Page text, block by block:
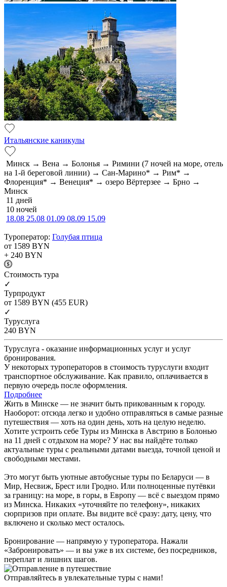
Итальянские каникулы
Минск → Вена → Болонья → Римини (7 ночей на море, отель
на 1-й береговой линии) → Сан-Марино* → Рим* →
Флоренция* → Венеция* → озеро Вёртерзее → Брно →
Минск
11 дней
10 ночей
18.08 25.08 01.09 08.09 15.09
Туроператор: Голубая птица
от 1589 BYN
+ 240 BYN
Cтоимость тура
✓
Турпродукт
от 1589 BYN (455 EUR)
✓
Туруслуга
240 BYN
Туруслуга - оказание информационных услуг и услуг
бронирования.
У некоторых туроператоров в стоимость туруслуги входит
транспортное обслуживание. Как правило, оплачивается в
первую очередь после оформления.
Подробнее
Жить в Минске — не значит быть прикованным к городу.
Наоборот: отсюда легко и удобно отправляться в самые разные
путешествия — хоть на один день, хоть на целую неделю.
Хотите устроить себе Туры из Минска в Австрию в Болонью
на 11 дней с отдыхом на море? У нас вы найдёте только
актуальные туры с реальными датами выезда, точной ценой и
свободными местами.
Это могут быть уютные автобусные туры по Беларуси — в
Мир, Несвиж, Брест или Гродно. Или полноценные путёвки
за границу: на море, в горы, в Европу — всё с выездом прямо
из Минска. Никаких «уточняйте по телефону», никаких
сюрпризов при оплате. Вы видите всё сразу: дату, цену, что
включено и сколько мест осталось.
Бронирование — напрямую у туроператора. Нажали
«Забронировать» — и вы уже в их системе, без посредников,
переплат и лишних шагов.
Отправляйтесь в увлекательные туры с нами!